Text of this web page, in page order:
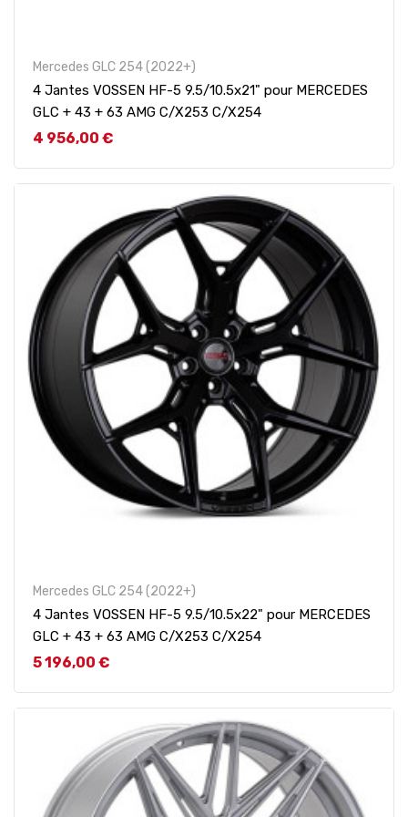
Mercedes GLC 254 (2022+)
4 Jantes VOSSEN HF-5 9.5/10.5x21" pour MERCEDES
GLC + 43 + 63 AMG C/X253 C/X254
Prix
4 956,00 €
Mercedes GLC 254 (2022+)
4 Jantes VOSSEN HF-5 9.5/10.5x22" pour MERCEDES
GLC + 43 + 63 AMG C/X253 C/X254
Prix
5 196,00 €